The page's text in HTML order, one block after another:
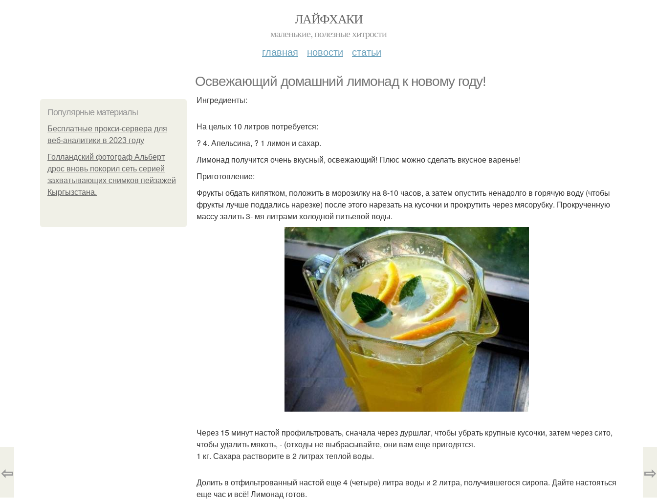
ЛАЙФХАКИ
маленькие, полезные хитрости
главная новости статьи
Освежающий домашний лимонад к новому году!
Популярные материалы
Бесплатные прокси-сервера для
веб-аналитики в 2023 году
Голландский фотограф Альберт
дрос вновь покорил сеть серией
захватывающих снимков пейзажей
Кыргызстана.
Ингредиенты:
На целых 10 литров потребуется:
? 4. Апельсина, ? 1 лимон и сахар.
Лимонад получится очень вкусный, освежающий! Плюс можно сделать вкусное варенье!
Приготовление:
Фрукты обдать кипятком, положить в морозилку на 8-10 часов, а затем опустить ненадолго в горячую воду (чтобы
фрукты лучше поддались нарезке) после этого нарезать на кусочки и прокрутить через мясорубку. Прокрученную
массу залить 3- мя литрами холодной питьевой воды.
Через 15 минут настой профильтровать, сначала через дуршлаг, чтобы убрать крупные кусочки, затем через сито,
чтобы удалить мякоть, - (отходы не выбрасывайте, они вам еще пригодятся.
1 кг. Сахара растворите в 2 литрах теплой воды.
Долить в отфильтрованный настой еще 4 (четыре) литра воды и 2 литра, получившегося сиропа. Дайте настояться
еще час и всё! Лимонад готов.
⇦ ⇨